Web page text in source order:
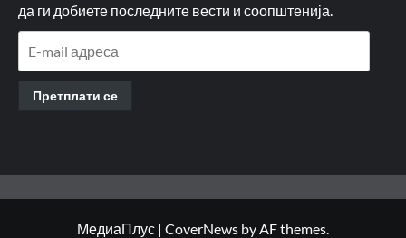
да ги добиете последните вести и соопштенија.
Претплати се
МедиаПлус | CoverNews by AF themes.